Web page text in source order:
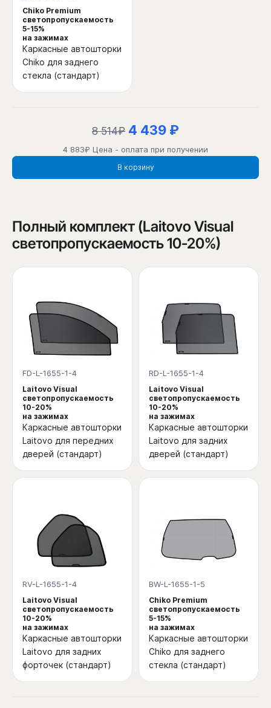
Chiko Premium
светопропускаемость
5-15%
на зажимах
Каркасные автошторки
Chiko для заднего
стекла (стандарт)
8 514₽ 4 439 ₽
4 883₽ Цена - оплата при получении
В корзину
Полный комплект (Laitovo Visual
светопропускаемость 10-20%)
FD-L-1655-1-4
Laitovo Visual
светопропускаемость
10-20%
на зажимах
Каркасные автошторки
Laitovo для передних
дверей (стандарт)
RD-L-1655-1-4
Laitovo Visual
светопропускаемость
10-20%
на зажимах
Каркасные автошторки
Laitovo для задних
дверей (стандарт)
RV-L-1655-1-4
Laitovo Visual
светопропускаемость
10-20%
на зажимах
Каркасные автошторки
Laitovo для задних
форточек (стандарт)
BW-L-1655-1-5
Chiko Premium
светопропускаемость
5-15%
на зажимах
Каркасные автошторки
Chiko для заднего
стекла (стандарт)